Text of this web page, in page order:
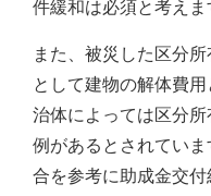
件緩和は必須と考えま
また、被災した区分
として建物の解体費
治体によっては区分
例があるとされてい
合を参考に助成金交